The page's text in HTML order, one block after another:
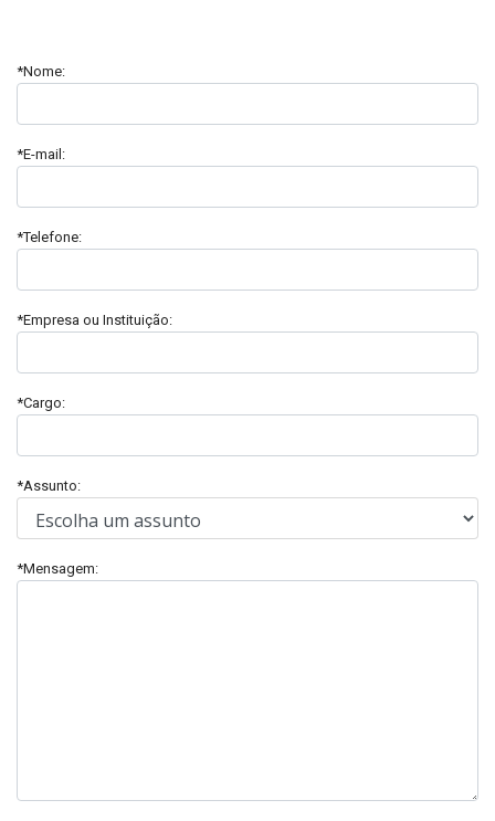
*Nome:
*E-mail:
*Telefone:
*Empresa ou Instituição:
*Cargo:
*Assunto:
*Mensagem: